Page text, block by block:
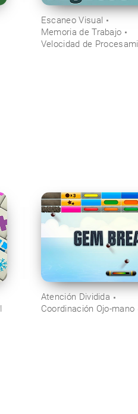
Escaneo Visual
Memoria de Trabajo
Velocidad de
Atención Dividida
Coordinación Ojo-mano